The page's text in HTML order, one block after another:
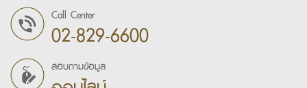
Call Center
02-829-6600
สอบถามข้อมูล